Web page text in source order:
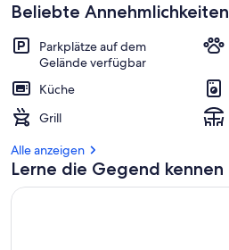
Beliebte Annehmlichkeiten
Parkplätze auf dem
Gelände verfügbar
Küche
Grill
Alle anzeigen
Lerne die Gegend kennen